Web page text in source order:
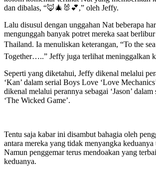
dan dibalas, “🦊🎄🐰💕,” oleh Jeffy.
Lalu disusul dengan unggahan Nat beberapa
mengunggah banyak potret mereka saat
Thailand. Ia menuliskan keterangan, “To the
Together…..” Jeffy juga terlihat meninggalkan
Seperti yang diketahui, Jeffy dikenal melalui
‘Kan’ dalam serial Boys Love ‘Love
dikenal melalui perannya sebagai ‘Jason’
‘The Wicked Game’.
Tentu saja kabar ini disambut bahagia oleh
antara mereka yang tidak menyangka keduanya
Namun penggemar terus mendoakan yang
keduanya.